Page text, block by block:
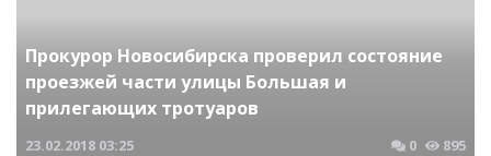
Прокурор Новосибирска проверил состояние
проезжей части улицы Большая и
прилегающих тротуаров
23.02.2018 03:25 0 895